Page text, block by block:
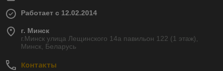
Работает с 12.02.2014
г. Минск
г.Минск улица Лещинского 14а павильон 122 (1 этаж),
Минск, Беларусь
Контакты